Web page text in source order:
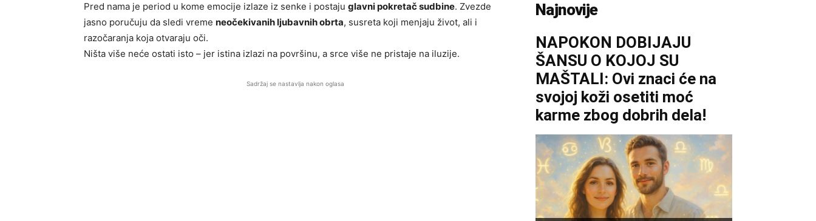
Pred nama je period u kome emocije izlaze iz senke i postaju glavni pokretač sudbine. Zvezde
jasno poručuju da sledi vreme neočekivanih ljubavnih obrta, susreta koji menjaju život, ali i
razočaranja koja otvaraju oči.
Ništa više neće ostati isto – jer istina izlazi na površinu, a srce više ne pristaje na iluzije.
Sadržaj se nastavlja nakon oglasa
Najnovije
NAPOKON DOBIJAJU
ŠANSU O KOJOJ SU
MAŠTALI: Ovi znaci će na
svojoj koži osetiti moć
karme zbog dobrih dela!